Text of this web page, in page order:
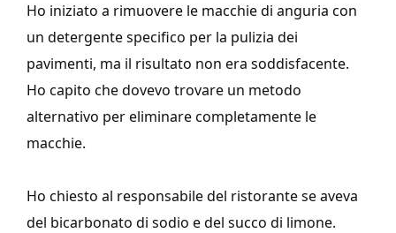
Ho iniziato a rimuovere le macchie di anguria con
un detergente specifico per la pulizia dei
pavimenti, ma il risultato non era soddisfacente.
Ho capito che dovevo trovare un metodo
alternativo per eliminare completamente le
macchie.
Ho chiesto al responsabile del ristorante se aveva
del bicarbonato di sodio e del succo di limone.